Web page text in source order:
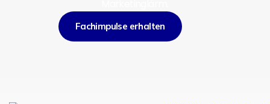
Fachimpulse erhalten